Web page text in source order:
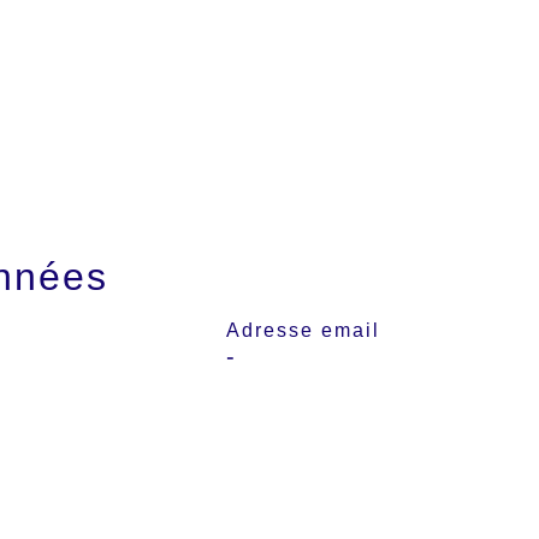
Adresse email
-